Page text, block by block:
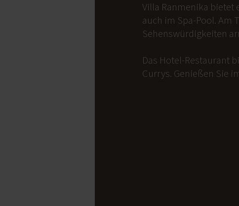
Villa Ranmenika bietet
auch im Spa-Pool. Am
Sehenswürdigkeiten
Das Hotel-Restaurant
Currys. Genießen Sie